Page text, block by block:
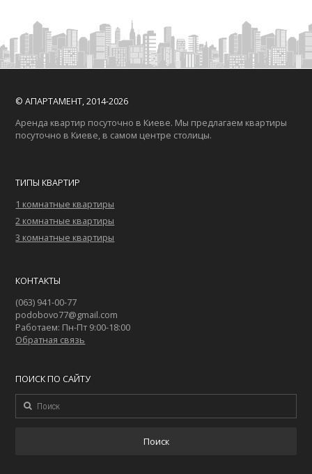
© АПАРТАМЕНТ, 2014-2026
Аренда квартир посуточно в Киеве. Мы предлагаем квартиры
посуточно в Киеве, в самом центре столицы.
ТИПЫ КВАРТИР
1 комнатные квартиры
2 комнатные квартиры
3 комнатные квартиры
КОНТАКТЫ
(063) 941-00-77
podobovo77@gmail.com
Работаем: Пн-Пт 9:00-18:00
Обратная связь
ПОИСК ПО САЙТУ